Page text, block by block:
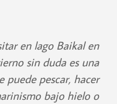
en lago Baikal en
sin duda es una
puede pescar, hacer
bajo hielo o